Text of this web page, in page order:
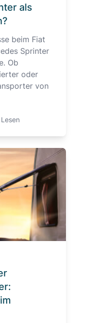
als
beim Fiat
Sprinter
Ob
oder
von